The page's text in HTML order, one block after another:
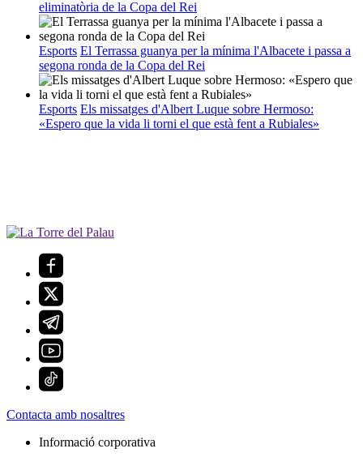
eliminatòria de la Copa del Rei
Esports El Terrassa guanya per la mínima l'Albacete i passa a
segona ronda de la Copa del Rei
Esports Els missatges d'Albert Luque sobre Hermoso:
«Espero que la vida li torni el que està fent a Rubiales»
Contacta amb nosaltres
Informació corporativa